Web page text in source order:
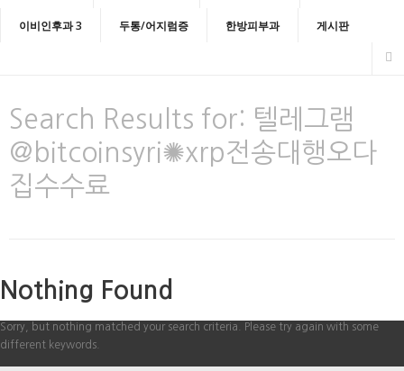
이비인후과 3 두통/어지럼증 한방피부과 게시판
Search Results for: 텔레그램
@bitcoinsyri✺xrp전송대행오다
집수수료
Nothing Found
Sorry, but nothing matched your search criteria. Please try again with some
different keywords.